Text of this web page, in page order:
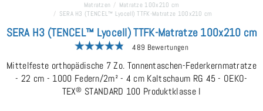
Matratzen
Matratze 100x210 cm
SERA H3 (TENCEL™ Lyocell) TTFK-Matratze 100x210 cm
SERA H3 (TENCEL™ Lyocell) TTFK-Matratze 100x210 cm
489 Bewertungen
Mittelfeste orthopädische 7 Zo. Tonnentaschen-Federkernmatratze
- 22 cm - 1000 Federn/2m² - 4 cm Kaltschaum RG 45 - OEKO-
TEX® STANDARD 100 Produktklasse I